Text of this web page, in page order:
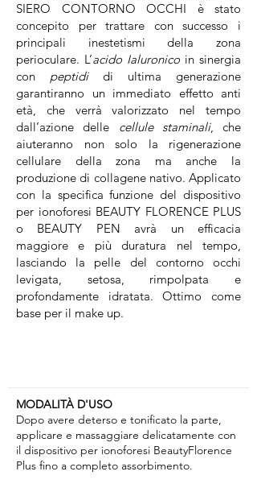
SIERO CONTORNO OCCHI è stato
concepito per trattare con successo i
principali inestetismi della zona
perioculare. L’acido Ialuronico in sinergia
con peptididi ultima generazione
garantiranno un immediato effetto anti
età, che verrà valorizzato nel tempo
dall’azione delle cellule staminali, che
aiuteranno non solo la rigenerazione
cellulare della zona ma anche la
produzione di collagene nativo. Applicato
con la specifica funzione del dispositivo
per ionoforesi BEAUTY FLORENCE PLUS
o BEAUTY PEN avrà un efficacia
maggiore e più duratura nel tempo,
lasciando la pelle del contorno occhi
levigata, setosa, rimpolpata e
profondamente idratata. Ottimo come
base per il make up.
MODALITÀ D'USO
Dopo avere deterso e tonificato la parte,
applicare e massaggiare delicatamente con
il dispositivo per ionoforesi BeautyFlorence
Plus fino a completo assorbimento.